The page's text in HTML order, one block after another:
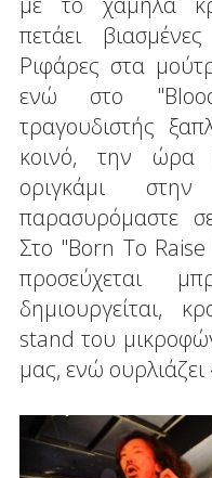
πετάει
Ριφάρες στα
ενώ στο
τραγουδιστής
κοινό, την ώρα
οριγκάμι
παρασυρόμαστε
Στο "Born To
προσεύχεται
δημιουργείται,
stand του
μας, ενώ